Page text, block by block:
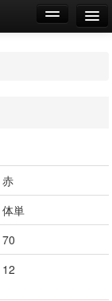
赤
体単
70
12